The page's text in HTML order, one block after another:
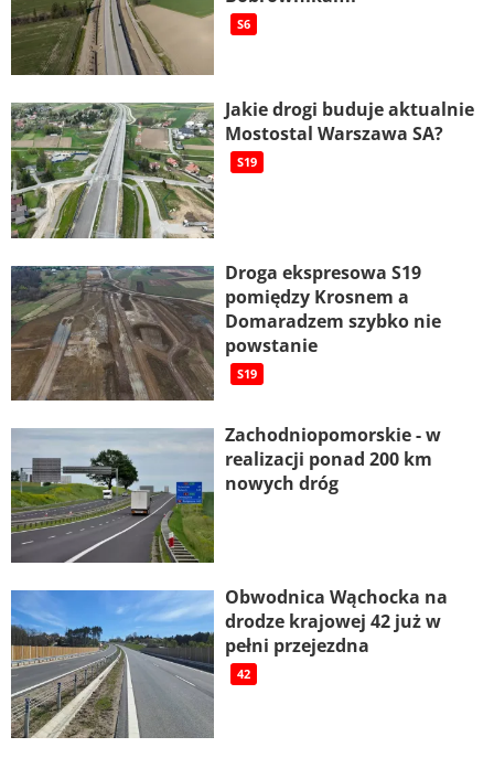
S6
Jakie drogi buduje aktualnie
Mostostal Warszawa SA?
S19
Droga ekspresowa S19
pomiędzy Krosnem a
Domaradzem szybko nie
powstanie
S19
Zachodniopomorskie - w
realizacji ponad 200 km
nowych dróg
Obwodnica Wąchocka na
drodze krajowej 42 już w
pełni przejezdna
42